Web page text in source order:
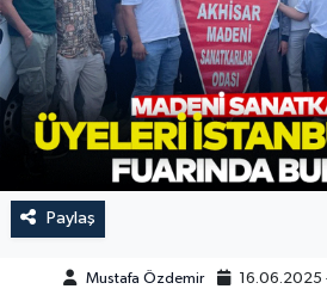
Paylaş
Mustafa Özdemir 16.06.2025
Etiketler
Yaşam
Kadın
Teknoloji